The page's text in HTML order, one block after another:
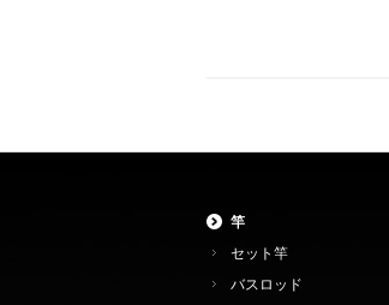
竿
セット竿
バスロッド